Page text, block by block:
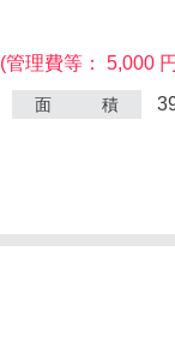
(管理費等： 5,000
面 積